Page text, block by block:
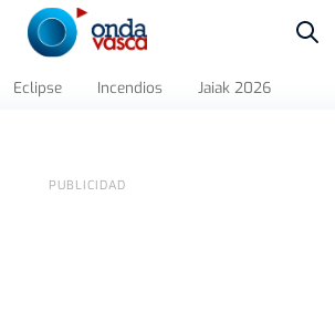
Eclipse Incendios Jaiak 2026